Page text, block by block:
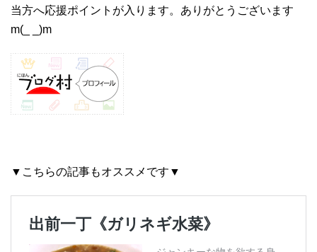
当方へ応援ポイントが入ります。ありがとうございます
m(_ _)m
▼こちらの記事もオススメです▼